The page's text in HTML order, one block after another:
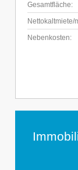
Gesamtfläche:
Nettokaltmiete/
Nebenkosten: